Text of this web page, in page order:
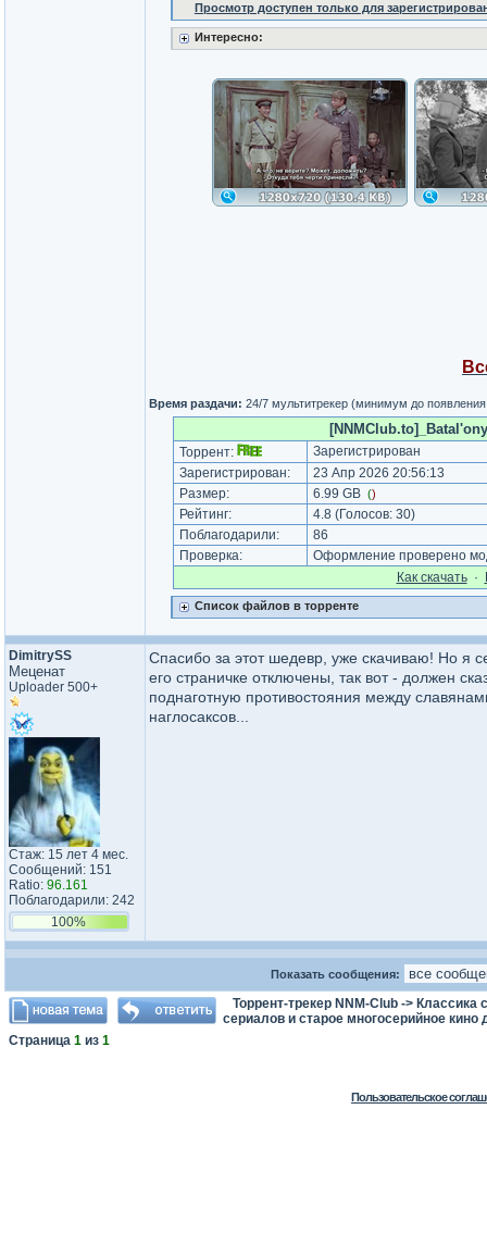
Просмотр доступен только для
Интересно:
Время раздачи: 24/7 мультитрекер (минимум до
Торрент:
Зарегистрирован
Зарегистрирован:
23 Апр 2026 20:56:13
Размер:
6.99 GB ()
Рейтинг: 4.8 (Голосов: 30)
Поблагодарили:
86
Проверка:
Оформление проверено
Как cкачать·
Список файлов в торренте
DimitrySS
Меценат
Uploader 500+
Стаж: 15 лет 4 мес.
Сообщений: 151
Ratio: 96.161
Поблагодарили: 242
100%
Спасибо за этот шедевр, уже скачиваю! Но я
его страничке отключены, так вот - должен
поднаготную противостояния между
наглосаксов...
Показать сообщения:
Торрент-трекер NNM-Club -> Классика
сериалов и старое многосерийное кино
Страница 1 из 1
Пользовательское